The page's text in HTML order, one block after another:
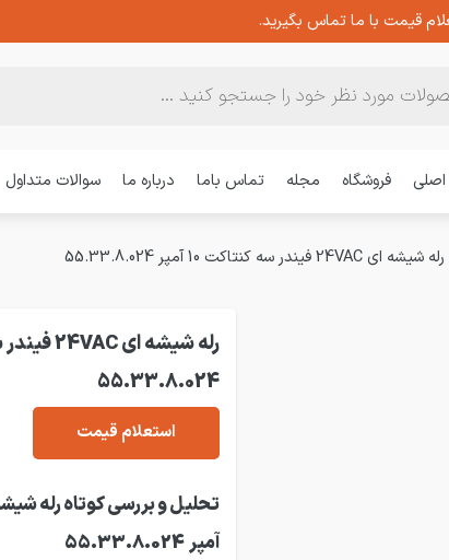
قیمت با ما تماس بگیرید.
فروشگاه مجله تماس باما درباره ما سوالات متداول
رله شیشه ای 24VAC فیندر سه کنتاکت 10 آمپر 55.33.8.024
55.33.8.024
استعلام قیمت
آمپر 55.33.8.024